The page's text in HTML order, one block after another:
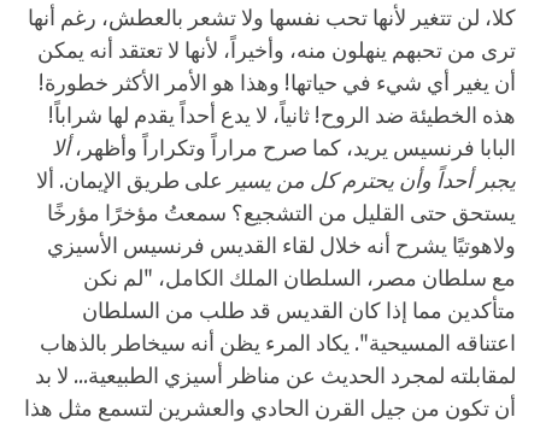
كلا، لن تتغير لأنها تحب نفسها ولا تشعر بالعطش، رغم أنها
ترى من تحبهم ينهلون منه، وأخيراً، لأنها لا تعتقد أنه يمكن
أن يغير أي شيء في حياتها! وهذا هو الأمر الأكثر خطورة!
هذه الخطيئة ضد الروح! ثانياً، لا يدع أحداً يقدم لها شراباً!
البابا فرنسيس يريد، كما صرح مراراً وتكراراً وأظهر،ألا
يجبر أحداً وأن يحترم كل من يسير على طريق الإيمان. ألا
يستحق حتى القليل من التشجيع؟ سمعتُ مؤخرًا مؤرخًا
ولاهوتيًا يشرح أنه خلال لقاء القديس فرنسيس الأسيزي
مع سلطان مصر، السلطان الملك الكامل، "لم نكن
متأكدين مما إذا كان القديس قد طلب من السلطان
اعتناقه المسيحية". يكاد المرء يظن أنه سيخاطر بالذهاب
لمقابلته لمجرد الحديث عن مناظر أسيزي الطبيعية... لا بد
أن تكون من جيل القرن الحادي والعشرين لتسمع مثل هذا